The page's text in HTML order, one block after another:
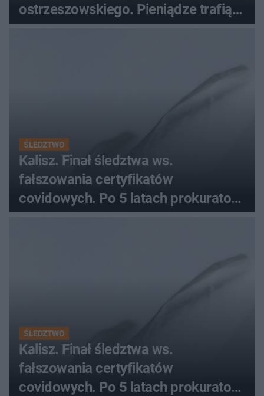
ostrzeszowskiego. Pieniądze trafią
do czterech organizacji
ŚLEDZTWO
Kalisz. Finał śledztwa ws.
fałszowania certyfikatów
covidowych. Po 5 latach prokurator
zamyka sprawę
ŚLEDZTWO
Kalisz. Finał śledztwa ws.
fałszowania certyfikatów
covidowych. Po 5 latach prokurator